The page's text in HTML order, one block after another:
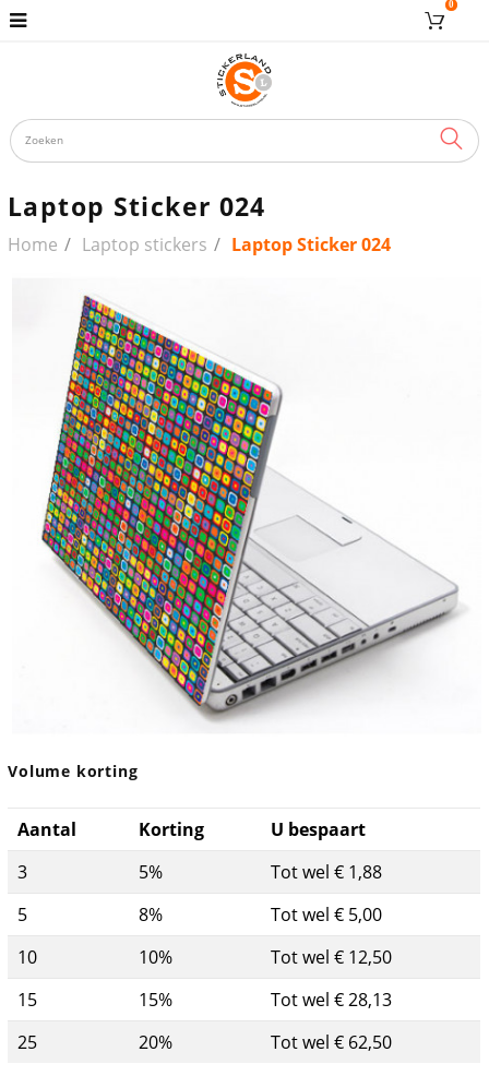
0
Laptop Sticker 024
Home Laptop stickers Laptop Sticker 024
Volume korting
Aantal Korting
U bespaart
3
5%
Tot wel € 1,88
5
8%
Tot wel € 5,00
10
10%
Tot wel € 12,50
15
15%
Tot wel € 28,13
25
20% Tot wel € 62,50